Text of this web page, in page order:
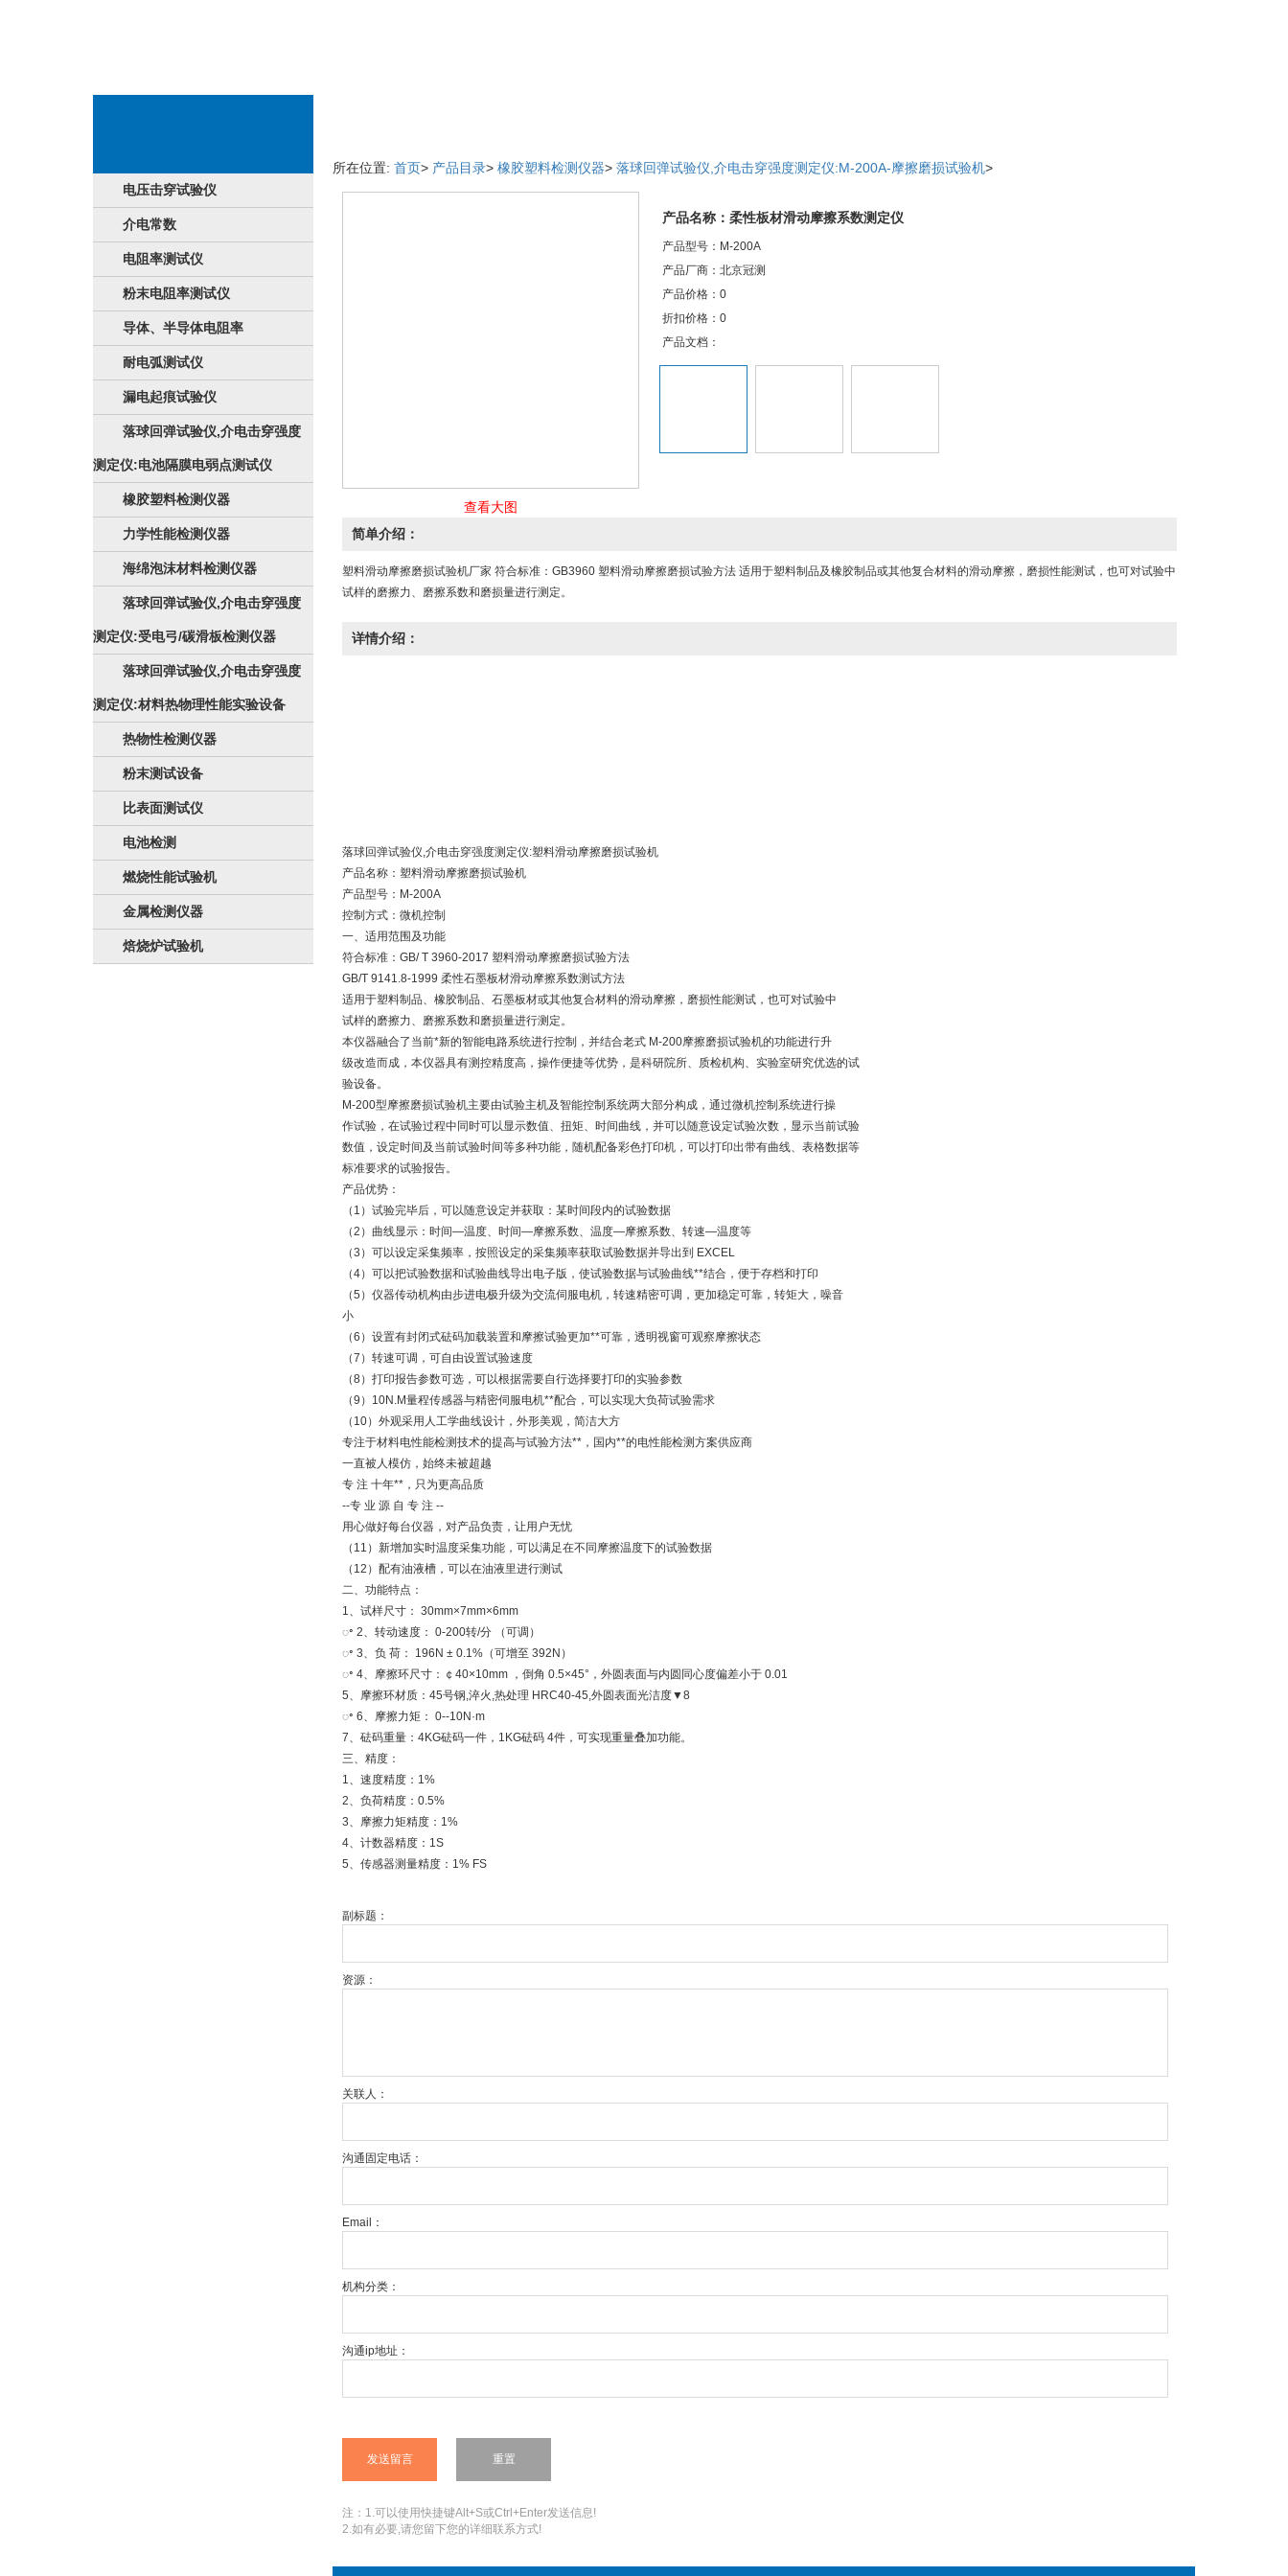
电压击穿试验仪
介电常数
电阻率测试仪
粉末电阻率测试仪
导体、半导体电阻率
耐电弧测试仪
漏电起痕试验仪
落球回弹试验仪,介电击穿强度
测定仪:电池隔膜电弱点测试仪
橡胶塑料检测仪器
力学性能检测仪器
海绵泡沫材料检测仪器
落球回弹试验仪,介电击穿强度
测定仪:受电弓/碳滑板检测仪器
落球回弹试验仪,介电击穿强度
测定仪:材料热物理性能实验设备
热物性检测仪器
粉末测试设备
比表面测试仪
电池检测
燃烧性能试验机
金属检测仪器
焙烧炉试验机
所在位置: 首页> 产品目录> 橡胶塑料检测仪器> 落球回弹试验仪,介电击穿强度测定仪:M-200A-摩擦磨损试验机>
查看大图
产品名称：柔性板材滑动摩擦系数测定仪
产品型号：M-200A
产品厂商：北京冠测
产品价格：0
折扣价格：0
产品文档：
简单介绍：
塑料滑动摩擦磨损试验机厂家 符合标准：GB3960 塑料滑动摩擦磨损试验方法 适用于塑料制品及橡胶制品或其他复合材料的滑动摩擦，磨损性能测试，也可对试验中
试样的磨擦力、磨擦系数和磨损量进行测定。
详情介绍：
落球回弹试验仪,介电击穿强度测定仪:塑料滑动摩擦磨损试验机
产品名称：塑料滑动摩擦磨损试验机
产品型号：M-200A
控制方式：微机控制
一、适用范围及功能
符合标准：GB/ T 3960-2017 塑料滑动摩擦磨损试验方法
GB/T 9141.8-1999 柔性石墨板材滑动摩擦系数测试方法
适用于塑料制品、橡胶制品、石墨板材或其他复合材料的滑动摩擦，磨损性能测试，也可对试验中
试样的磨擦力、磨擦系数和磨损量进行测定。
本仪器融合了当前*新的智能电路系统进行控制，并结合老式 M-200摩擦磨损试验机的功能进行升
级改造而成，本仪器具有测控精度高，操作便捷等优势，是科研院所、质检机构、实验室研究优选的试
验设备。
M-200型摩擦磨损试验机主要由试验主机及智能控制系统两大部分构成，通过微机控制系统进行操
作试验，在试验过程中同时可以显示数值、扭矩、时间曲线，并可以随意设定试验次数，显示当前试验
数值，设定时间及当前试验时间等多种功能，随机配备彩色打印机，可以打印出带有曲线、表格数据等
标准要求的试验报告。
产品优势：
（1）试验完毕后，可以随意设定并获取：某时间段内的试验数据
（2）曲线显示：时间—温度、时间—摩擦系数、温度—摩擦系数、转速—温度等
（3）可以设定采集频率，按照设定的采集频率获取试验数据并导出到 EXCEL
（4）可以把试验数据和试验曲线导出电子版，使试验数据与试验曲线**结合，便于存档和打印
（5）仪器传动机构由步进电极升级为交流伺服电机，转速精密可调，更加稳定可靠，转矩大，噪音
小
（6）设置有封闭式砝码加载装置和摩擦试验更加**可靠，透明视窗可观察摩擦状态
（7）转速可调，可自由设置试验速度
（8）打印报告参数可选，可以根据需要自行选择要打印的实验参数
（9）10N.M量程传感器与精密伺服电机**配合，可以实现大负荷试验需求
（10）外观采用人工学曲线设计，外形美观，简洁大方
专注于材料电性能检测技术的提高与试验方法**，国内**的电性能检测方案供应商
一直被人模仿，始终未被超越
专 注 十年**，只为更高品质
--专 业 源 自 专 注 --
用心做好每台仪器，对产品负责，让用户无忧
（11）新增加实时温度采集功能，可以满足在不同摩擦温度下的试验数据
（12）配有油液槽，可以在油液里进行测试
二、功能特点：
1、试样尺寸： 30mm×7mm×6mm
ꢀ 2、转动速度： 0-200转/分 （可调）
ꢀ 3、负 荷： 196N ± 0.1%（可增至 392N）
ꢀ 4、摩擦环尺寸：￠40×10mm ，倒角 0.5×45°，外圆表面与内圆同心度偏差小于 0.01
5、摩擦环材质：45号钢,淬火,热处理 HRC40-45,外圆表面光洁度▼8
ꢀ 6、摩擦力矩： 0--10N·m
7、砝码重量：4KG砝码一件，1KG砝码 4件，可实现重量叠加功能。
三、精度：
1、速度精度：1%
2、负荷精度：0.5%
3、摩擦力矩精度：1%
4、计数器精度：1S
5、传感器测量精度：1% FS
副标题：
资源：
关联人：
沟通固定电话：
Email：
机构分类：
沟通ip地址：
注：1.可以使用快捷键Alt+S或Ctrl+Enter发送信息!
2.如有必要,请您留下您的详细联系方式!